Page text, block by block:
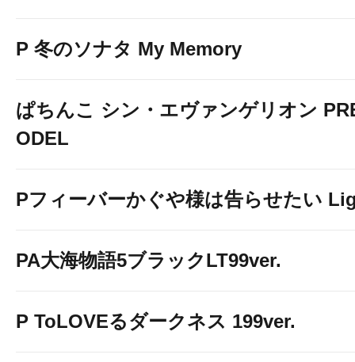
P 冬のソナタ My Memory
ぱちんこ シン・エヴァンゲリオン
ODEL
Pフィーバーかぐや様は告らせたい
PA大海物語5ブラックLT99ver.
P ToLOVEるダークネス 199ver.